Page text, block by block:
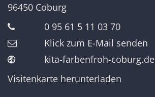
96450 Coburg
0 95 61 5 11 03 70
Klick zum E-Mail senden
kita-farbenfroh-coburg.de
Visitenkarte herunterladen